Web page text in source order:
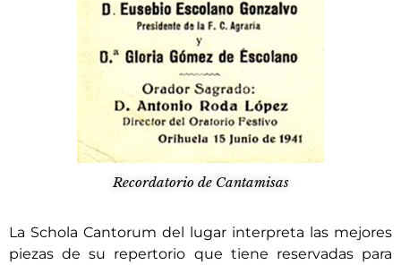
Recordatorio de Cantamisas
La Schola Cantorum del lugar interpreta las mejores
piezas de su repertorio que tiene reservadas para